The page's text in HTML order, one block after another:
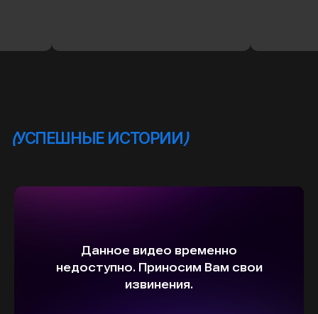
А МЫ ПОЗАБОТИМСЯ
О НАДЕЖНОЙ И